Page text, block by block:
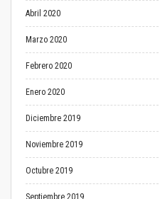
Abril 2020
Marzo 2020
Febrero 2020
Enero 2020
Diciembre 2019
Noviembre 2019
Octubre 2019
Septiembre 2019